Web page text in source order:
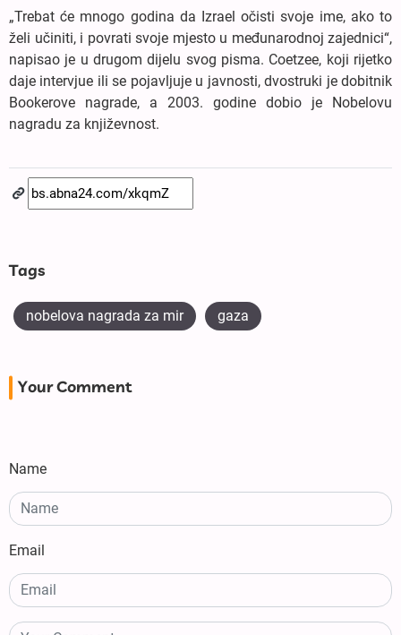
„Trebat će mnogo godina da Izrael očisti svoje ime, ako to
želi učiniti, i povrati svoje mjesto u međunarodnoj zajednici“,
napisao je u drugom dijelu svog pisma. Coetzee, koji rijetko
daje intervjue ili se pojavljuje u javnosti, dvostruki je dobitnik
Bookerove nagrade, a 2003. godine dobio je Nobelovu
nagradu za književnost.
Tags
nobelova nagrada za mir gaza
Your Comment
Name
Email